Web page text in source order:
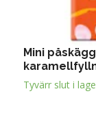
Mini
Tyvärr slut i